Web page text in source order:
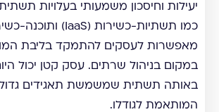
יעילות וחיסכון משמעותי בעלויות
מאפשרות לעסקים להתמקד בליבת
במקום בניהול שרתים. עסק קטן יכול
באותה תשתית שמשמשת תאגידים
המותאמת לגודלו.